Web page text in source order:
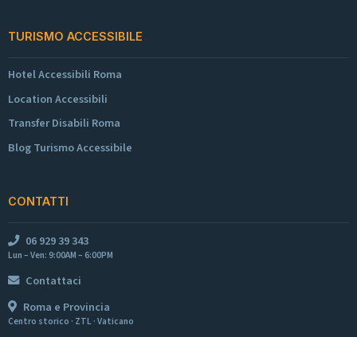
TURISMO ACCESSIBILE
Hotel Accessibili Roma
Location Accessibili
Transfer Disabili Roma
Blog Turismo Accessibile
CONTATTI
06 929 39 343
Lun – Ven: 9:00AM – 6:00PM
Contattaci
Roma e Provincia
Centro storico · ZTL · Vaticano